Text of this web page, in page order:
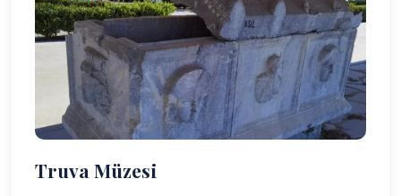
Truva Müzesi